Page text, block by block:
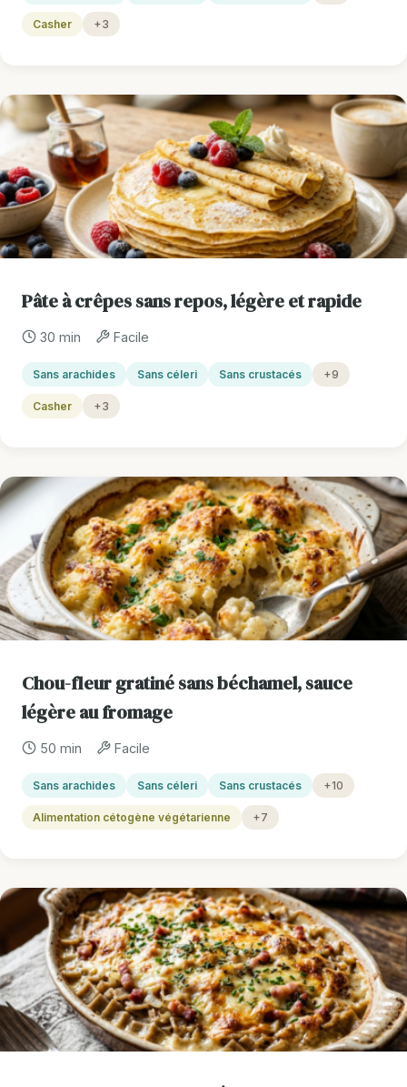
Casher +3
Pâte à crêpes sans repos, légère et rapide
30 min Facile
Sans arachides Sans céleri Sans crustacés +9
Casher +3
Chou-fleur gratiné sans béchamel, sauce
légère au fromage
50 min Facile
Sans arachides Sans céleri Sans crustacés +10
Alimentation cétogène végétarienne +7